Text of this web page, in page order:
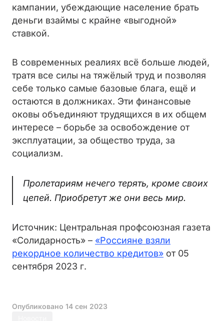
кампании, убеждающие население брать
деньги взаймы с крайне «выгодной»
ставкой.
В современных реалиях всё больше людей,
тратя все силы на тяжёлый труд и позволяя
себе только самые базовые блага, ещё и
остаются в должниках. Эти финансовые
оковы объединяют трудящихся в их общем
интересе – борьбе за освобождение от
эксплуатации, за общество труда, за
социализм.
Пролетариям нечего терять, кроме своих
цепей. Приобретут же они весь мир.
Источник: Центральная профсоюзная газета
«Солидарность» – «Россияне взяли
рекордное количество кредитов» от 05
сентября 2023 г.
Опубликовано 14 сен 2023